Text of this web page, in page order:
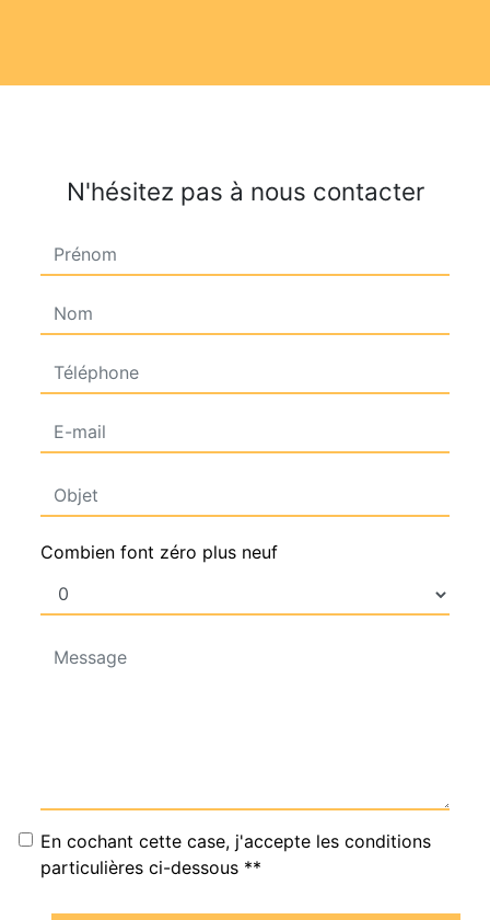
N'hésitez pas à nous contacter
Combien font zéro plus neuf
En cochant cette case, j'accepte les conditions
particulières ci-dessous **